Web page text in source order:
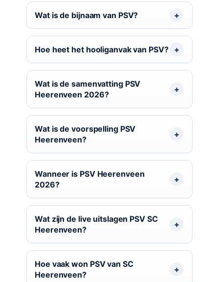
Wat is de bijnaam van PSV?
Hoe heet het hooliganvak van PSV?
Wat is de samenvatting PSV
Heerenveen 2026?
Wat is de voorspelling PSV
Heerenveen?
Wanneer is PSV Heerenveen
2026?
Wat zijn de live uitslagen PSV SC
Heerenveen?
Hoe vaak won PSV van SC
Heerenveen?